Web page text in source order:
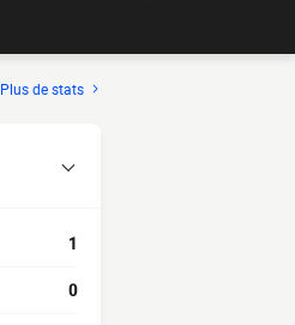
Plus de stats
1
0